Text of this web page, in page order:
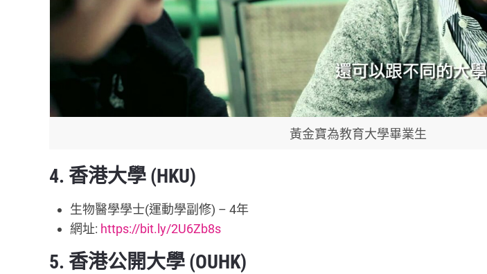
黃金寶為教育大學畢業生
4. 香港大學 (HKU)
生物醫學學士(運動學副修) – 4年
網址: https://bit.ly/2U6Zb8s
5. 香港公開大學 (OUHK)